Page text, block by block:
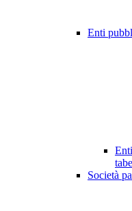
Enti
Società